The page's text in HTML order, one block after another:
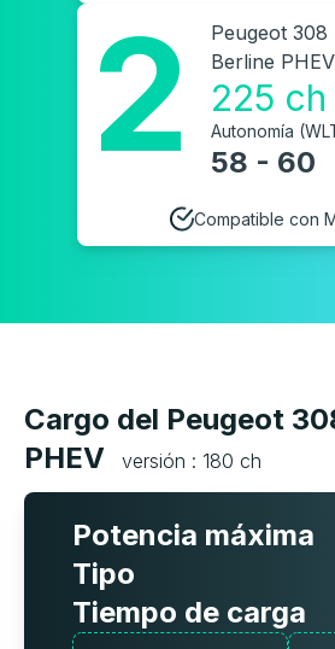
2
Peugeot 308
Berline PHEV
225 ch
Autonomía
58 - 60
Compatible con
Cargo del Peugeot
PHEV
versión : 180 ch
Potencia máxima
Tipo
Tiempo de carga